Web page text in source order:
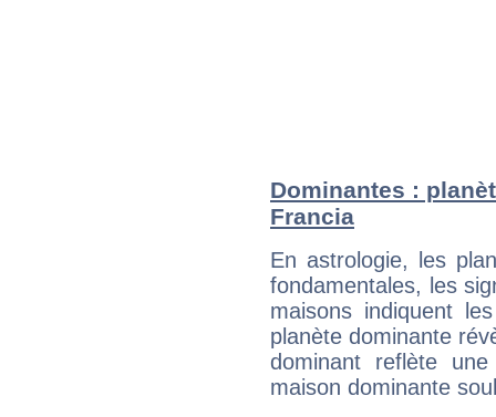
Dominantes :
Francia
En astrologie, les
fondamentales, les
maisons indiquent
planète dominante
dominant reflète
maison dominante